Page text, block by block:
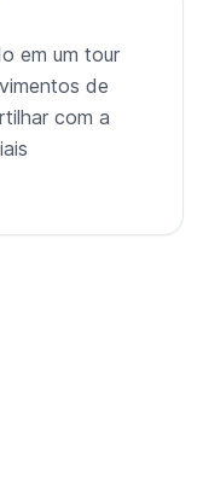
em um tour
de
com a